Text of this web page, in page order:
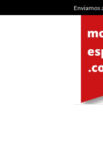
to
Enviamos